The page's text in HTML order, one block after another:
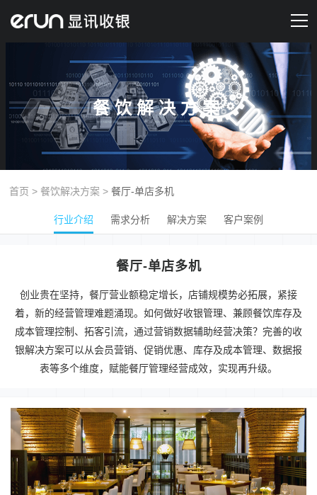
解决方案
新闻资讯
关于我们
餐饮解决方案
首页> 餐饮解决方案 > 餐厅-单店多机
行业介绍 需求分析 解决方案 客户案例
餐厅-单店多机
创业贵在坚持，餐厅营业额稳定增长，店铺规模势必拓展，紧接
着，新的经营管理难题涌现。如何做好收银管理、兼顾餐饮库存及
成本管理控制、拓客引流，通过营销数据辅助经营决策？完善的收
银解决方案可以从会员营销、促销优惠、库存及成本管理、数据报
表等多个维度，赋能餐厅管理经营成效，实现再升级。